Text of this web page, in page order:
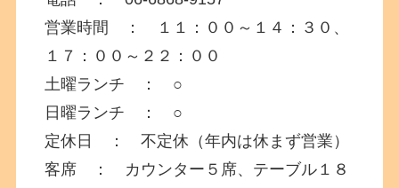
営業時間 ： １１：００～１４：３０、
１７：００～２２：００
土曜ランチ ： ○
日曜ランチ ： ○
定休日 ： 不定休（年内は休まず営業）
客席 ： カウンター５席、テーブル１８